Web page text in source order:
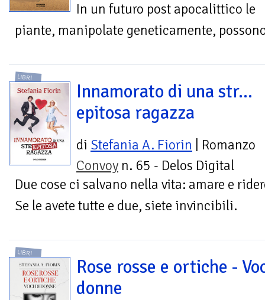
In un futuro post apocalittico le
piante, manipolate geneticamente,
LIBRI
Innamorato di una str…
epitosa ragazza
di Stefania A. Fiorin | Romanzo
Convoy n. 65 - Delos Digital
Due cose ci salvano nella vita: amare e
Se le avete tutte e due, siete invincibili.
LIBRI
Rose rosse e ortiche -
donne